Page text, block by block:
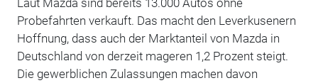
Probefahrten verkauft. Das macht den Leverkusenern
Hoffnung, dass auch der Marktanteil von Mazda in
Deutschland von derzeit mageren 1,2 Prozent steigt.
Die gewerblichen Zulassungen machen davon